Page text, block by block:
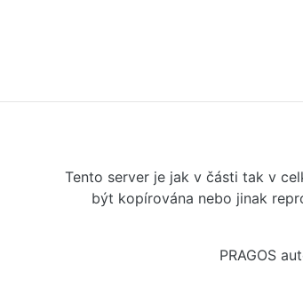
Tento server je jak v části tak v
být kopírována nebo jinak
PRAGOS